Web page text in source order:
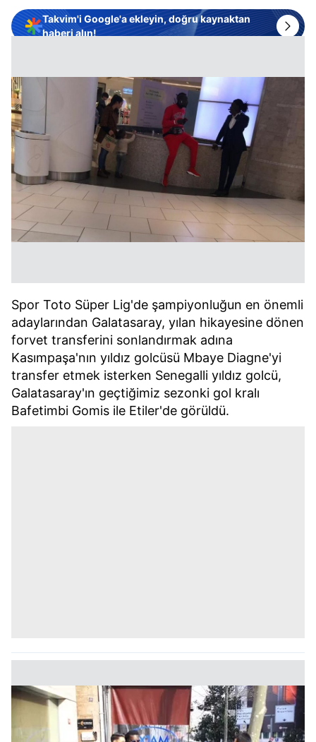
Takvim'i Google'a ekleyin, doğru kaynaktan
haberi alın!
Spor Toto Süper Lig'de şampiyonluğun en önemli
adaylarından Galatasaray, yılan hikayesine dönen
forvet transferini sonlandırmak adına
Kasımpaşa'nın yıldız golcüsü Mbaye Diagne'yi
transfer etmek isterken Senegalli yıldız golcü,
Galatasaray'ın geçtiğimiz sezonki gol kralı
Bafetimbi Gomis ile Etiler'de görüldü.